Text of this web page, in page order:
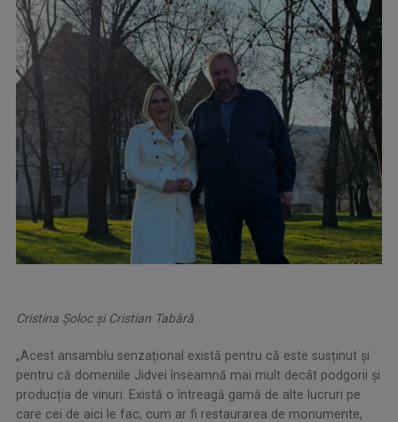
Cristina Şoloc şi Cristian Tabără
„Acest ansamblu senzațional există pentru că este susținut și
pentru că domeniile Jidvei înseamnă mai mult decât podgorii și
producția de vinuri. Există o întreagă gamă de alte lucruri pe
care cei de aici le fac, cum ar fi restaurarea de monumente,